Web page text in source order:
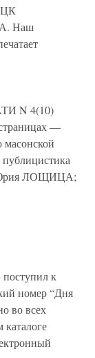
ЦК
Наш
N 4(10)
—
ЛОЩИЦА;
к
номер “Дня
во всех
каталоге